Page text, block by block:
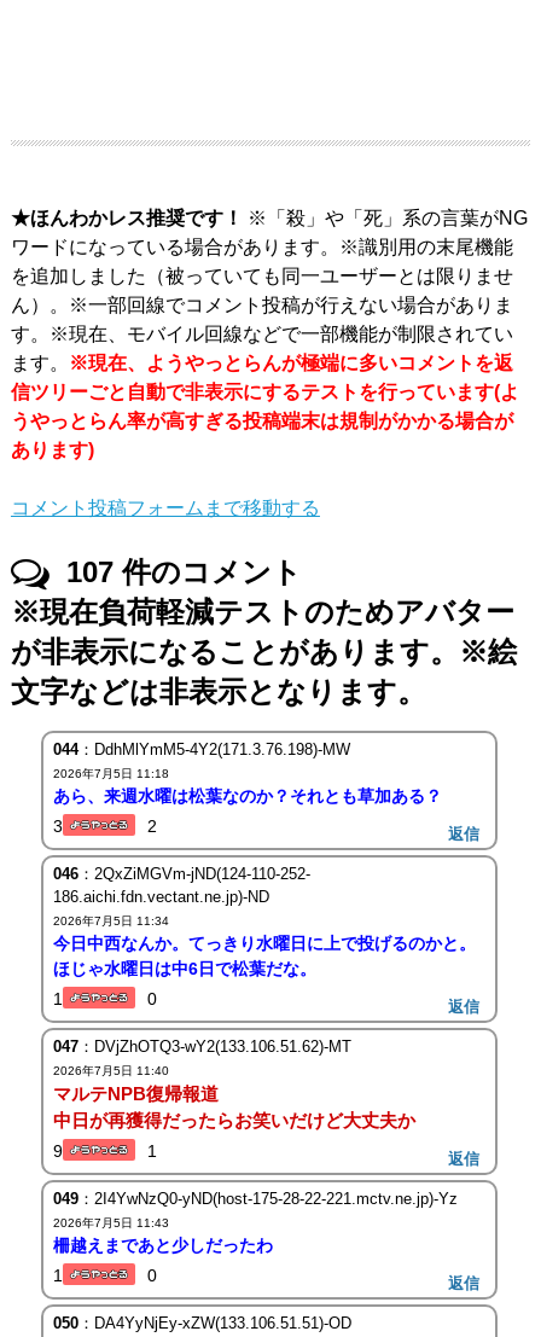
★ほんわかレス推奨です！
※「殺」や「死」系の言葉がNG
ワードになっている場合があります。※識別用の末尾機能
を追加しました（被っていても同一ユーザーとは限りませ
ん）。※一部回線でコメント投稿が行えない場合がありま
す。※現在、モバイル回線などで一部機能が制限されてい
ます。
※現在、ようやっとらんが極端に多いコメントを返
信ツリーごと自動で非表示にするテストを行っています(よ
うやっとらん率が高すぎる投稿端末は規制がかかる場合が
あります)
コメント投稿フォームまで移動する
107件のコメント
※現在負荷軽減テストのためアバター
が非表示になることがあります。※絵
文字などは非表示となります。
044：DdhMlYmM5-4Y2(171.3.76.198)-MW
2026年7月5日 11:18
あら、来週水曜は松葉なのか？それとも草加ある？
3
2 返信
046：2QxZiMGVm-jND(124-110-252-
186.aichi.fdn.vectant.ne.jp)-ND
2026年7月5日 11:34
今日中西なんか。てっきり水曜日に上で投げるのかと。
ほじゃ水曜日は中6日で松葉だな。
1
0 返信
047：DVjZhOTQ3-wY2(133.106.51.62)-MT
2026年7月5日 11:40
マルテNPB復帰報道
中日が再獲得だったらお笑いだけど大丈夫か
9 1 返信
049：2I4YwNzQ0-yND(host-175-28-22-221.mctv.ne.jp)-Yz
2026年7月5日 11:43
柵越えまであと少しだったわ
1
0 返信
050：DA4YyNjEy-xZW(133.106.51.51)-OD